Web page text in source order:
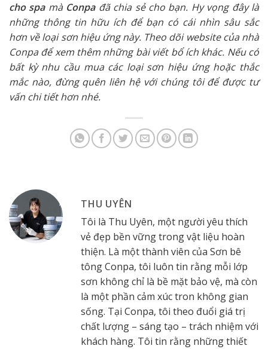
cho spamà Conpađã chia sẻ cho bạn. Hy vọng đây là
những thông tin hữu ích để bạn có cái nhìn sâu sắc
hơn về loại sơn hiệu ứng này. Theo dõi website của nhà
Conpa để xem thêm những bài viết bổ ích khác. Nếu có
bất kỳ nhu cầu mua các loại sơn hiệu ứng hoặc thắc
mắc nào, đừng quên liên hệ với chúng tôi để được tư
vấn chi tiết hơn nhé.
THU UYÊN
Tôi là Thu Uyên, một người yêu thích
vẻ đẹp bền vững trong vật liệu hoàn
thiện. Là một thành viên của Sơn bê
tông Conpa, tôi luôn tin rằng mỗi lớp
sơn không chỉ là bề mặt bảo vệ, mà còn
là một phần cảm xúc tron không gian
sống. Tại Conpa, tôi theo đuổi giá trị
chất lượng – sáng tạo – trách nhiệm với
khách hàng. Tôi tin rằng những thiết